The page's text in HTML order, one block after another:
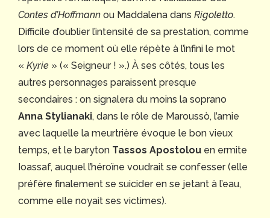
Contes d’Hoffmann ou Maddalena dans Rigoletto.
Difficile d’oublier l’intensité de sa prestation, comme
lors de ce moment où elle répète à l’infini le mot
« Kyrie » (« Seigneur ! ».) À ses côtés, tous les
autres personnages paraissent presque
secondaires : on signalera du moins la soprano
Anna Stylianaki, dans le rôle de Maroussò, l’amie
avec laquelle la meurtrière évoque le bon vieux
temps, et le baryton Tassos Apostolou en ermite
Ioassaf, auquel l’héroïne voudrait se confesser (elle
préfère finalement se suicider en se jetant à l’eau,
comme elle noyait ses victimes).